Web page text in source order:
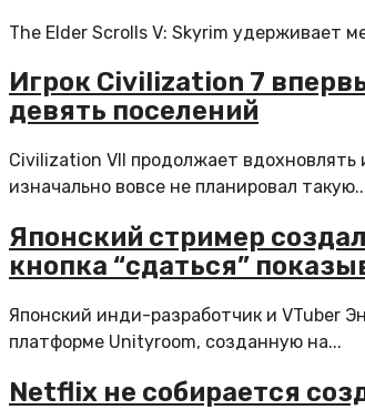
The Elder Scrolls V: Skyrim удерживает
Игрок Civilization 7
девять поселений
Civilization VII продолжает
изначально вовсе не планировал
Японский стример
кнопка “сдаться”
Японский инди-разработчик и VTuber
платформе Unityroom, созданную на...
Netflix не собирается